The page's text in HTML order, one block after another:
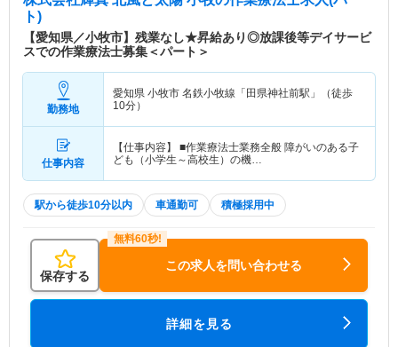
ト)
【愛知県／小牧市】残業なし★昇給あり◎放課後等デイサービ
スでの作業療法士募集＜パート＞
勤務地
愛知県 小牧市 名鉄小牧線「田県神社前駅」（徒歩
10分）
仕事内容
【仕事内容】 ■作業療法士業務全般 障がいのある子
ども（小学生～高校生）の機…
駅から徒歩10分以内 車通勤可 積極採用中
保存する
この求人を問い合わせる
詳細を見る